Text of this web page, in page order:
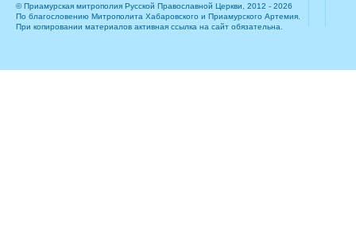
© Приамурская митрополия Русской Православной Церкви, 2012 - 2026
По благословению Митрополита Хабаровского и Приамурского Артемия.
При копировании материалов активная ссылка на сайт обязательна.